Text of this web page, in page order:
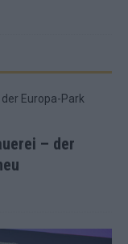
– der